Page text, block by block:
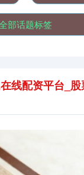
部话题标签
线配资平台_